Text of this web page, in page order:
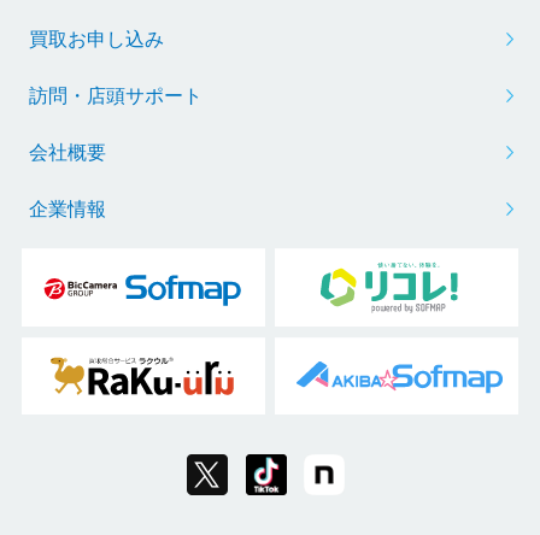
買取お申し込み
訪問・店頭サポート
会社概要
企業情報